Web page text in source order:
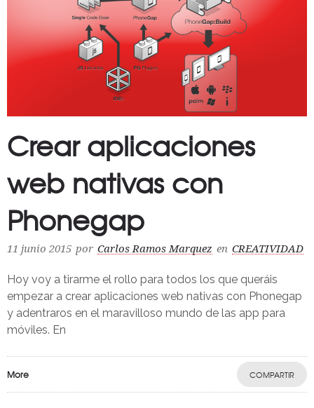
Crear aplicaciones
web nativas con
Phonegap
11 junio 2015 por Carlos Ramos Marquez en CREATIVIDAD
Hoy voy a tirarme el rollo para todos los que queráis
empezar a crear aplicaciones web nativas con Phonegap
y adentraros en el maravilloso mundo de las app para
móviles. En
More COMPARTIR